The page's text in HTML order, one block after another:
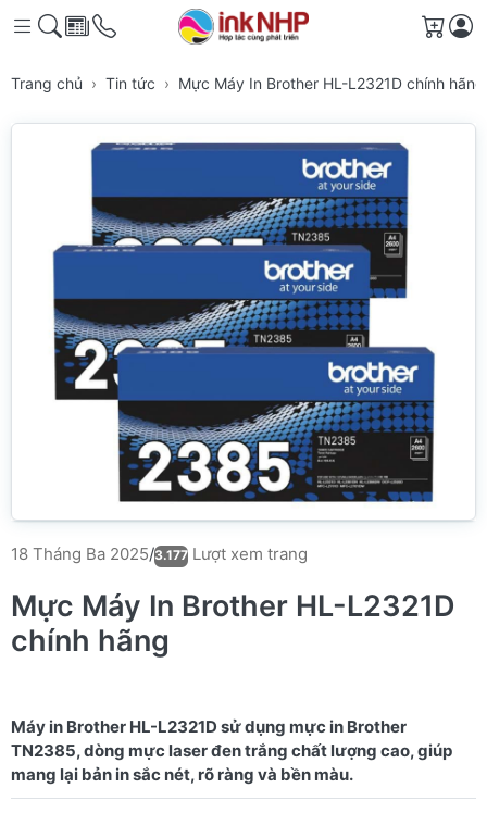
Giỏ
Trang chủ Tin tức Mực Máy In Brother HL-L2321D chính hãng
18 Tháng Ba 2025/3.177 Lượt xem trang
Mực Máy In Brother HL-L2321D
chính hãng
Máy in Brother HL-L2321D sử dụng mực in Brother
TN2385, dòng mực laser đen trắng chất lượng cao, giúp